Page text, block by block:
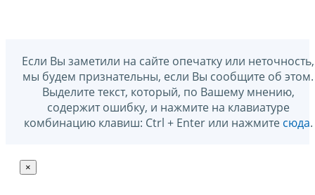
Если Вы заметили на сайте опечатку или неточность,
мы будем признательны, если Вы сообщите об этом.
Выделите текст, который, по Вашему мнению,
содержит ошибку, и нажмите на клавиатуре
комбинацию клавиш: Ctrl + Enter или нажмите сюда.
×